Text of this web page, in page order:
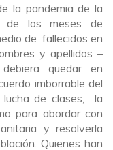
la pandemia de la
de los meses de
de fallecidos en
y apellidos –
quedar en
imborrable del
lucha de clases, la
para abordar con
y resolverla
Quienes han